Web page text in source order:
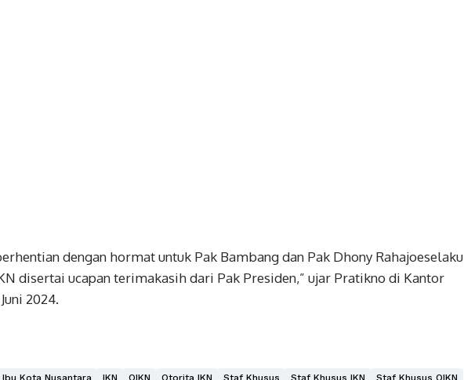
dengan hormat untuk Pak Bambang dan Pak Dhony Rahajoeselaku
disertai ucapan terimakasih dari Pak Presiden,” ujar Pratikno di Kantor
2024.